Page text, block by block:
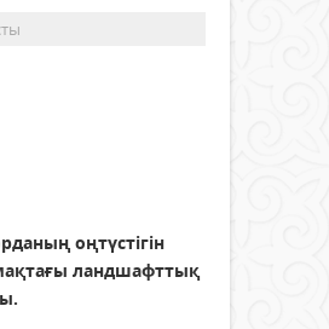
оңтүстігін
ландшафттық